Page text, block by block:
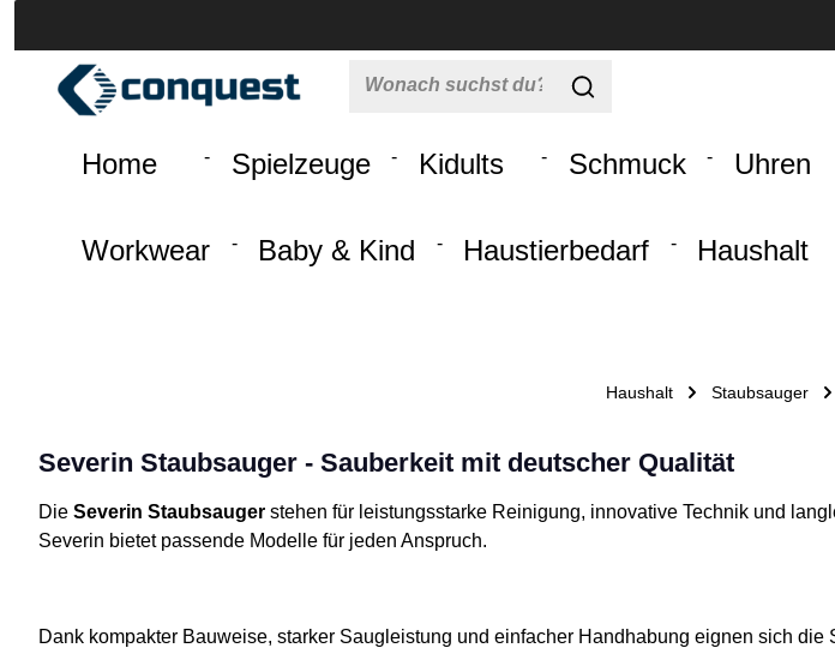
Home Spielzeuge Kidults Schmuck Uhren
Workwear Baby & Kind Haustierbedarf Haushalt
Haushalt Staubsauger
Severin Staubsauger - Sauberkeit mit deutscher Qualität
Die Severin Staubsauger stehen für leistungsstarke Reinigung, innovative Technik und
Severin bietet passende Modelle für jeden Anspruch.
Dank kompakter Bauweise, starker Saugleistung und einfacher Handhabung eignen sich